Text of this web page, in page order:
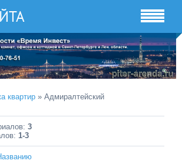
квартир » Адмиралтейский
: 3
: 1-3